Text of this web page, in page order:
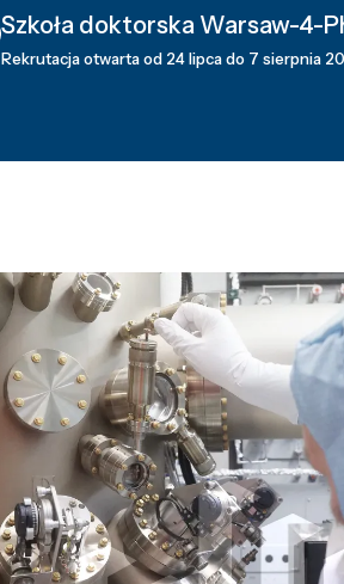
Szkoła doktorska Warsaw-4-
Rekrutacja otwarta od 24 lipca do 7 sierpnia